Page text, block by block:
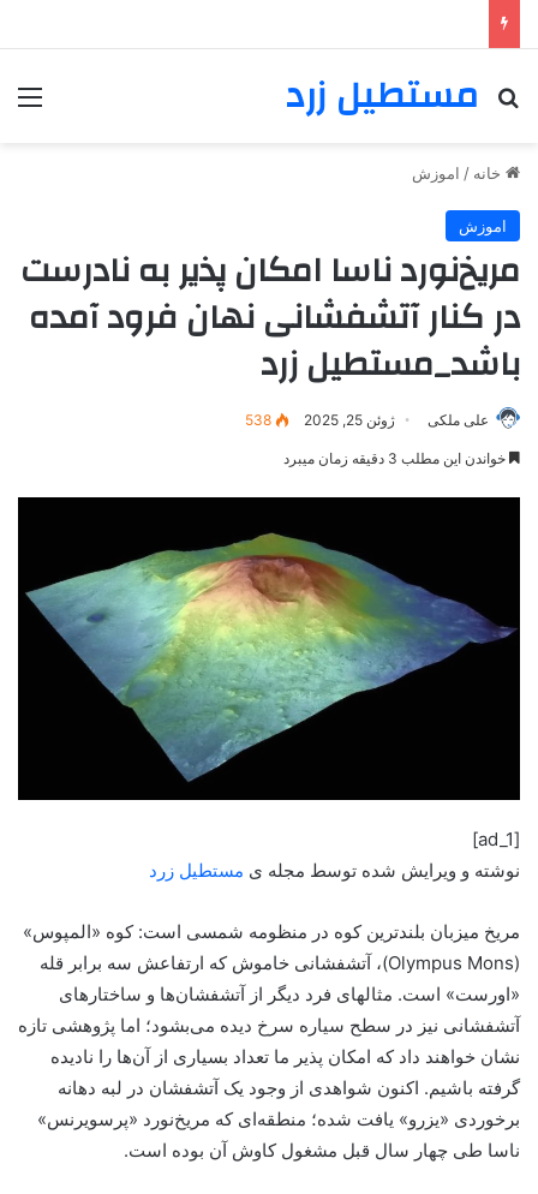
مستطیل زرد
خانه / اموزش
اموزش
مریخ‌نورد ناسا امکان پذیر به نادرست
در کنار آتشفشانی نهان فرود آمده
باشد_مستطیل زرد
علی ملکی ژوئن 25, 2025 538
خواندن این مطلب 3 دقیقه زمان میبرد
[ad_1]
نوشته و ویرایش شده توسط مجله ی مستطیل زرد
مریخ میزبان بلندترین کوه در منظومه شمسی است: کوه «المپوس»
(Olympus Mons)، آتشفشانی خاموش که ارتفاعش سه برابر قله
«اورست» است. مثالهای فرد دیگر از آتشفشان‌ها و ساختارهای
آتشفشانی نیز در سطح سیاره سرخ دیده می‌بشود؛ اما پژوهشی تازه
نشان خواهند داد که امکان پذیر ما تعداد بسیاری از آن‌ها را نادیده
گرفته باشیم. اکنون شواهدی از وجود یک آتشفشان در لبه دهانه
برخوردی «یزرو» یافت شده‌؛ منطقه‌ای که مریخ‌نورد «پرسویرنس»
ناسا طی چهار سال قبل مشغول کاوش آن بوده است.